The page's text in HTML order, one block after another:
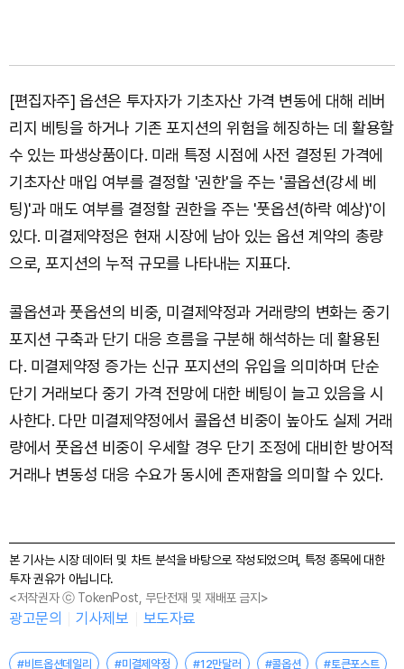
[편집자주] 옵션은 투자자가 기초자산 가격 변동에 대해 레버
리지 베팅을 하거나 기존 포지션의 위험을 헤징하는 데 활용할
수 있는 파생상품이다. 미래 특정 시점에 사전 결정된 가격에
기초자산 매입 여부를 결정할 '권한'을 주는 '콜옵션(강세 베
팅)'과 매도 여부를 결정할 권한을 주는 '풋옵션(하락 예상)'이
있다. 미결제약정은 현재 시장에 남아 있는 옵션 계약의 총량
으로, 포지션의 누적 규모를 나타내는 지표다.
콜옵션과 풋옵션의 비중, 미결제약정과 거래량의 변화는 중기
포지션 구축과 단기 대응 흐름을 구분해 해석하는 데 활용된
다. 미결제약정 증가는 신규 포지션의 유입을 의미하며 단순
단기 거래보다 중기 가격 전망에 대한 베팅이 늘고 있음을 시
사한다. 다만 미결제약정에서 콜옵션 비중이 높아도 실제 거래
량에서 풋옵션 비중이 우세할 경우 단기 조정에 대비한 방어적
거래나 변동성 대응 수요가 동시에 존재함을 의미할 수 있다.
본 기사는 시장 데이터 및 차트 분석을 바탕으로 작성되었으며, 특정 종목에 대한
투자 권유가 아닙니다.
<저작권자 ⓒ TokenPost, 무단전재 및 재배포 금지>
광고문의 기사제보 보도자료
#비트옵션데일리 #미결제약정 #12만달러 #콜옵션 #토큰포스트